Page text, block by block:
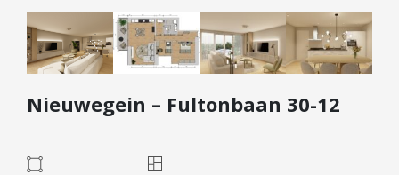
Nieuwbouw
Bedrijfsaanbod
Diensten
Kopen
Huren
Nieuwegein – Fultonbaan 30-12